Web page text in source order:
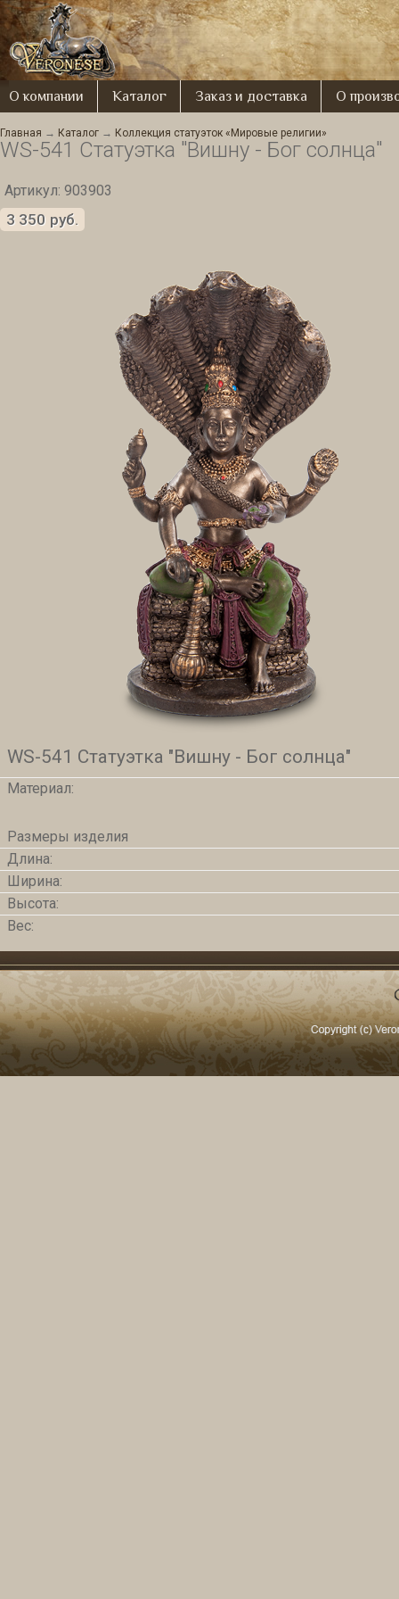
О компании Каталог Заказ и доставка О
Главная → Каталог → Коллекция статуэток «Мировые религии»
WS-541 Статуэтка "Вишну - Бог солнца"
Артикул: 903903
3 350 руб.
WS-541 Статуэтка "Вишну - Бог солнца"
Материал:
Размеры изделия
Длина:
Ширина:
Высота:
Вес: